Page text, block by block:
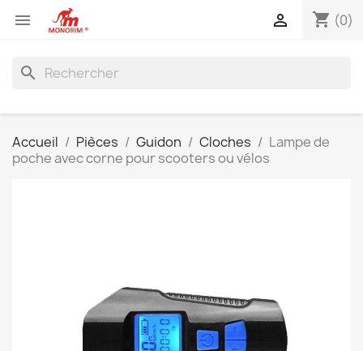
 shopping_cart (0)

search
Accueil Pièces Guidon Cloches
Lampe de
poche avec corne pour scooters ou vélos